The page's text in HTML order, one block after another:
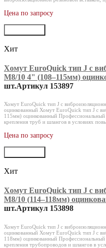
Цена по запросу
Хит
Хомут EuroQuick тип J с
M8/10 4" (108–115мм)
шт.Артикул 153897
Хомут EuroQuick тип J с
оцинкованный Хомут EuroQuick тип J с
115мм) оцинкованный
крепления труб и шлангов в условиях
Цена по запросу
Хит
Хомут EuroQuick тип J с
M8/10 (114–118мм)
шт.Артикул 153898
Хомут EuroQuick тип J с
оцинкованный Хомут EuroQuick тип J с
118мм) оцинкованный
крепления трубопроводов и шлангов в